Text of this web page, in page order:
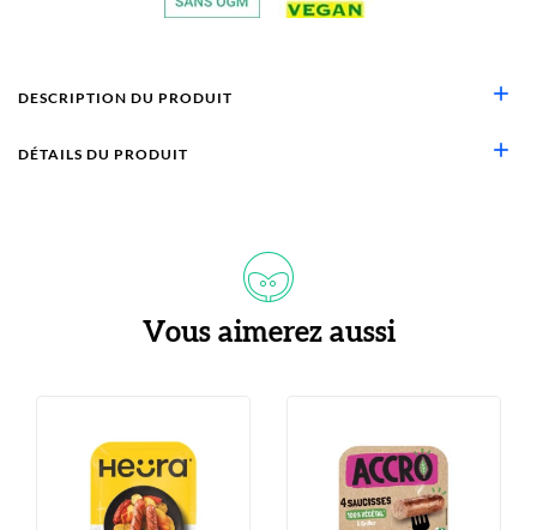
add
DESCRIPTION DU PRODUIT
add
DÉTAILS DU PRODUIT
Vous aimerez aussi